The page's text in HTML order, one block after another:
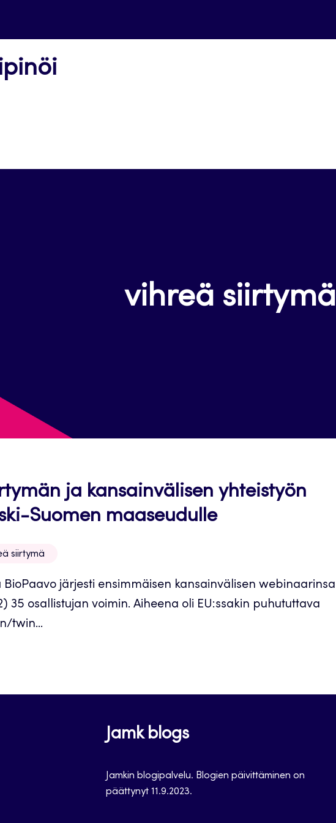
vihreä siirtymä
ja kansainvälisen yhteistyön
Suomen maaseudulle
siirtymä
järjesti ensimmäisen kansainvälisen webinaarinsa
35 osallistujan voimin. Aiheena oli EU:ssakin puhututtava
twin...
Jamk blogs
Jamkin blogipalvelu. Blogien päivittäminen on
päättynyt 11.9.2023.